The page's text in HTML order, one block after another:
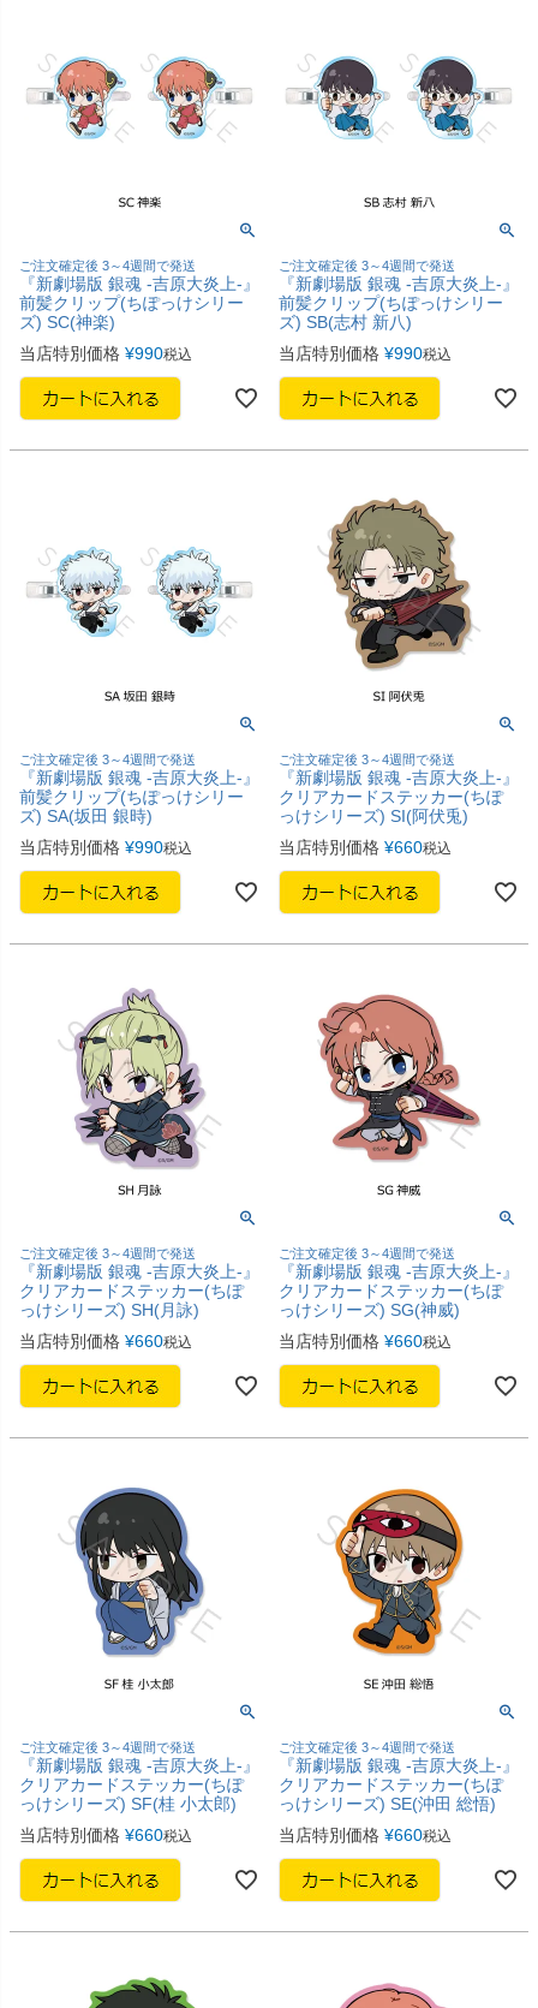
ご注文確定後 3～4週間で発送
『新劇場版 銀魂 -吉原大炎上-』
前髪クリップ(ちぽっけシリー
ズ) SC(神楽)
当店特別価格 ¥990税込
ご注文確定後 3～4週間で発送
『新劇場版 銀魂 -吉原大炎上-』
前髪クリップ(ちぽっけシリー
ズ) SB(志村 新八)
当店特別価格 ¥990税込
ご注文確定後 3～4週間で発送
『新劇場版 銀魂 -吉原大炎上-』
前髪クリップ(ちぽっけシリー
ズ) SA(坂田 銀時)
当店特別価格 ¥990税込
ご注文確定後 3～4週間で発送
『新劇場版 銀魂 -吉原大炎上-』
クリアカードステッカー(ちぽ
っけシリーズ) SI(阿伏兎)
当店特別価格 ¥660税込
ご注文確定後 3～4週間で発送
『新劇場版 銀魂 -吉原大炎上-』
クリアカードステッカー(ちぽ
っけシリーズ) SH(月詠)
当店特別価格 ¥660税込
ご注文確定後 3～4週間で発送
『新劇場版 銀魂 -吉原大炎上-』
クリアカードステッカー(ちぽ
っけシリーズ) SG(神威)
当店特別価格 ¥660税込
ご注文確定後 3～4週間で発送
『新劇場版 銀魂 -吉原大炎上-』
クリアカードステッカー(ちぽ
っけシリーズ) SF(桂 小太郎)
当店特別価格 ¥660税込
ご注文確定後 3～4週間で発送
『新劇場版 銀魂 -吉原大炎上-』
クリアカードステッカー(ちぽ
っけシリーズ) SE(沖田 総悟)
当店特別価格 ¥660税込